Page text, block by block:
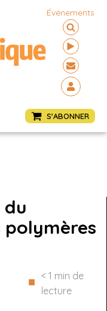
Événements
S'ABONNER
du
■ < 1 min de
lecture